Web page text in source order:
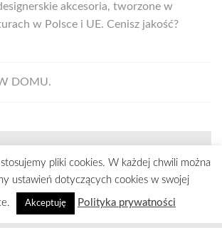
akcesoria, tworzone w
w Polsce i UE. Cenisz jakość?
DOMU.
REGULAMIN
ODSTĄPIENIE OD UMOWY
zastrzeżone 2026 ©
pliki cookies. W każdej chwili można
ustawień dotyczących cookies w swojej
Akceptuję Polityka prywatności